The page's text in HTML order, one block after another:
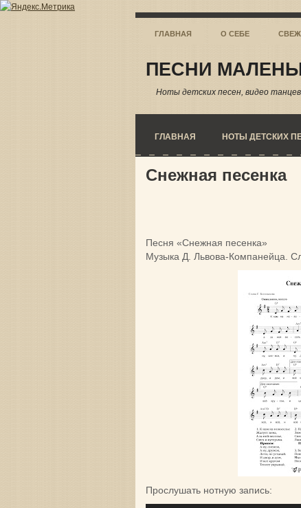
ГЛАВНАЯ О СЕБЕ
ПЕСНИ
Ноты детских песен, видео танцев
ГЛАВНАЯ НОТЫ ДЕТСКИХ
Снежная песенка
Песня «Снежная песенка»
Музыка Д. Львова-Компанейца.
Прослушать нотную запись: